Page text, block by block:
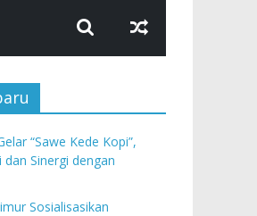
“Sawe Kede Kopi”,
Sinergi dengan
Sosialisasikan